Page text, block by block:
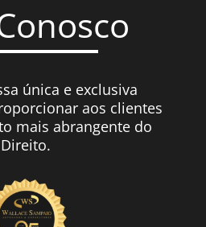
única e exclusiva
aos clientes
mais abrangente do
Direito.